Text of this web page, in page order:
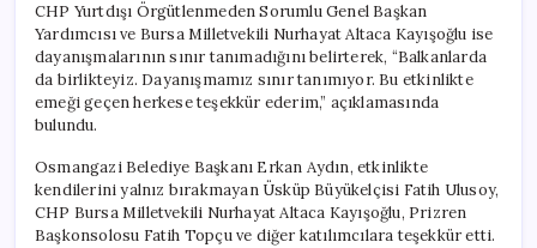
CHP Yurtdışı Örgütlenmeden Sorumlu Genel Başkan
Yardımcısı ve Bursa Milletvekili Nurhayat Altaca Kayışoğlu ise
dayanışmalarının sınır tanımadığını belirterek, “Balkanlarda
da birlikteyiz. Dayanışmamız sınır tanımıyor. Bu etkinlikte
emeği geçen herkese teşekkür ederim,” açıklamasında
bulundu.
Osmangazi Belediye Başkanı Erkan Aydın, etkinlikte
kendilerini yalnız bırakmayan Üsküp Büyükelçisi Fatih Ulusoy,
CHP Bursa Milletvekili Nurhayat Altaca Kayışoğlu, Prizren
Başkonsolosu Fatih Topçu ve diğer katılımcılara teşekkür etti.